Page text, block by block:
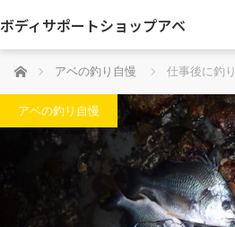
ボディサポートショップアベ
ホーム アベの釣り自慢 仕事後に釣り
アベの釣り自慢